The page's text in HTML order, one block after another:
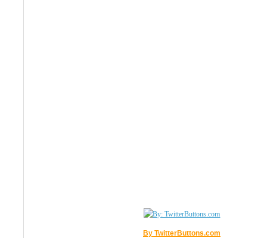
By TwitterButtons.com